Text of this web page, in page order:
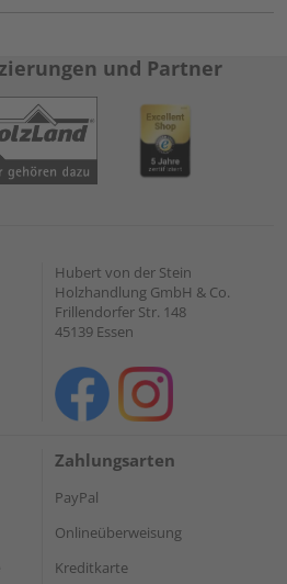
und Partner
Hubert von der Stein
Holzhandlung GmbH & Co.
Frillendorfer Str. 148
45139 Essen
Zahlungsarten
PayPal
Onlineüberweisung
Kreditkarte